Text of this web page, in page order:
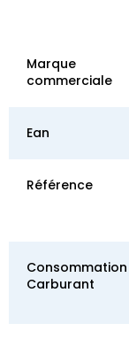
Marque
commerciale
Ean
Référence
Consommation
Carburant